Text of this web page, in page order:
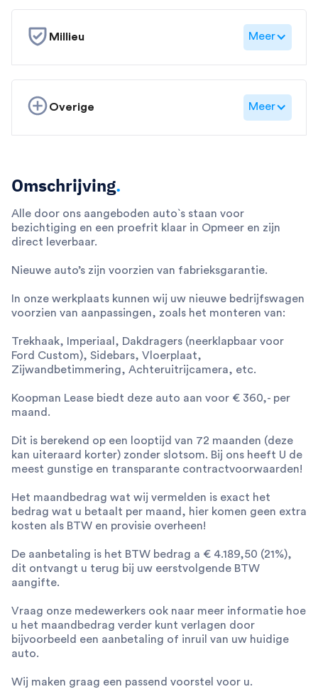
Millieu Meer
Overige Meer
Omschrijving.
Alle door ons aangeboden auto`s staan voor
bezichtiging en een proefrit klaar in Opmeer en zijn
direct leverbaar.
Nieuwe auto’s zijn voorzien van fabrieksgarantie.
In onze werkplaats kunnen wij uw nieuwe bedrijfswagen
voorzien van aanpassingen, zoals het monteren van:
Trekhaak, Imperiaal, Dakdragers (neerklapbaar voor
Ford Custom), Sidebars, Vloerplaat,
Zijwandbetimmering, Achteruitrijcamera, etc.
Koopman Lease biedt deze auto aan voor € 360,- per
maand.
Dit is berekend op een looptijd van 72 maanden (deze
kan uiteraard korter) zonder slotsom. Bij ons heeft U de
meest gunstige en transparante contractvoorwaarden!
Het maandbedrag wat wij vermelden is exact het
bedrag wat u betaalt per maand, hier komen geen extra
kosten als BTW en provisie overheen!
De aanbetaling is het BTW bedrag a € 4.189,50 (21%),
dit ontvangt u terug bij uw eerstvolgende BTW
aangifte.
Vraag onze medewerkers ook naar meer informatie hoe
u het maandbedrag verder kunt verlagen door
bijvoorbeeld een aanbetaling of inruil van uw huidige
auto.
Wij maken graag een passend voorstel voor u.